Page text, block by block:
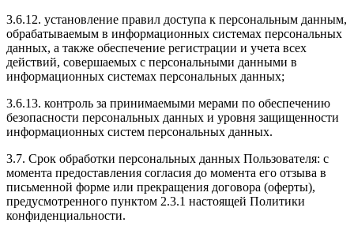
3.6.12. установление правил доступа к персональным данным,
обрабатываемым в информационных системах персональных
данных, а также обеспечение регистрации и учета всех
действий, совершаемых с персональными данными в
информационных системах персональных данных;
3.6.13. контроль за принимаемыми мерами по обеспечению
безопасности персональных данных и уровня защищенности
информационных систем персональных данных.
3.7. Срок обработки персональных данных Пользователя: с
момента предоставления согласия до момента его отзыва в
письменной форме или прекращения договора (оферты),
предусмотренного пунктом 2.3.1 настоящей Политики
конфиденциальности.